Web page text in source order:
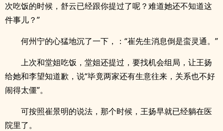
次吃饭的时候，舒云已经跟你提过了呢？难道她还不知道这
件事儿？”
何州宁的心猛地沉了一下，：“崔先生消息倒是蛮灵通。”
上次和堂姐吃饭，堂姐还提过，要找机会组局，让王扬
给她和李望知道歉，说“毕竟两家还有生意往来，关系也不好
闹得太僵”。
可按照崔景明的说法，那个时候，王扬早就已经躺在医
院里了。